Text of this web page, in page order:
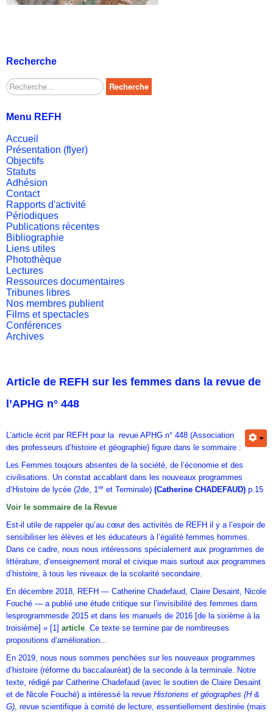
Recherche
Rechercher Recherche
Menu REFH
Accueil
Présentation (flyer)
Objectifs
Statuts
Adhésion
Contact
Rapports d'activité
Périodiques
Publications récentes
Bibliographie
Liens utiles
Photothèque
Lectures
Ressources documentaires
Tribunes libres
Nos membres publient
Films et spectacles
Conférences
Archives
Article de REFH sur les femmes dans la revue de
l’APHG n° 448
L’article écrit par REFH pour la revue APHG n° 448 (Association
des professeurs d’histoire et géographie) figure dans le sommaire :
Les Femmes toujours absentes de la société, de l’économie et des
civilisations. Un constat accablant dans les nouveaux programmes
d’Histoire de lycée (2de, 1re et Terminale) (Catherine CHADEFAUD) p.15
Voir le sommaire de la Revue
Est-il utile de rappeler qu’au cœur des activités de REFH il y a l’espoir de
sensibiliser les élèves et les éducateurs à l’égalité femmes hommes.
Dans ce cadre, nous nous intéressons spécialement aux programmes de
littérature, d’enseignement moral et civique mais surtout aux programmes
d’histoire, à tous les niveaux de la scolarité secondaire.
En décembre 2018, REFH — Catherine Chadefaud, Claire Desaint, Nicole
Fouché — a publié une étude critique sur l’invisibilité des femmes dans
lesprogrammesde 2015 et dans les manuels de 2016 [de la sixième à la
troisième] » [1] article. Ce texte se termine par de nombreuses
propositions d’amélioration...
En 2019, nous nous sommes penchées sur les nouveaux programmes
d’histoire (réforme du baccalauréat) de la seconde à la terminale. Notre
texte, rédigé par Catherine Chadefaud (avec le soutien de Claire Desaint
et de Nicole Fouché) a intéressé la revue Historiens et géographes (H &
G), revue scientifique à comité de lecture, essentiellement destinée (mais